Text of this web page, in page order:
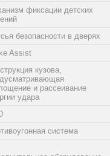
фиксации детских
безопасности в дверях
Assist
кузова,
и рассеивание
удара
система